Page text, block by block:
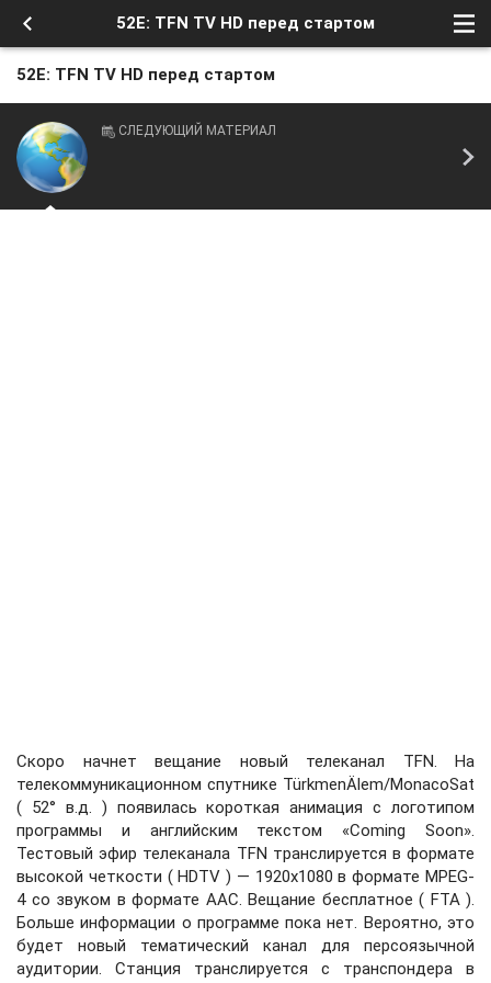
52E: TFN TV HD перед стартом
52E: TFN TV HD перед стартом
СЛЕДУЮЩИЙ МАТЕРИАЛ
Скоро начнет вещание новый телеканал TFN. На
телекоммуникационном спутнике TürkmenÄlem/MonacoSat
( 52° в.д. ) появилась короткая анимация с логотипом
программы и английским текстом «Coming Soon».
Тестовый эфир телеканала TFN транслируется в формате
высокой четкости ( HDTV ) — 1920x1080 в формате MPEG-
4 со звуком в формате AAC. Вещание бесплатное ( FTA ).
Больше информации о программе пока нет. Вероятно, это
будет новый тематический канал для персоязычной
аудитории. Станция транслируется с транспондера в